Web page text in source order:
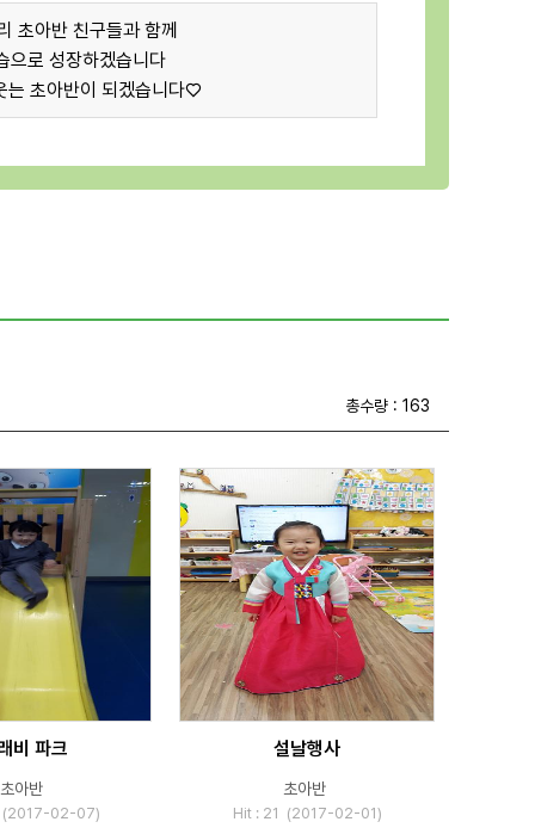
초아반 친구들과 함께
으로 성장하겠습니다
는 초아반이 되겠습니다♡
총수량 : 163
비 파크
초아반
(2017-02-07)
설날행사
초아반
Hit : 21 (2017-02-01)